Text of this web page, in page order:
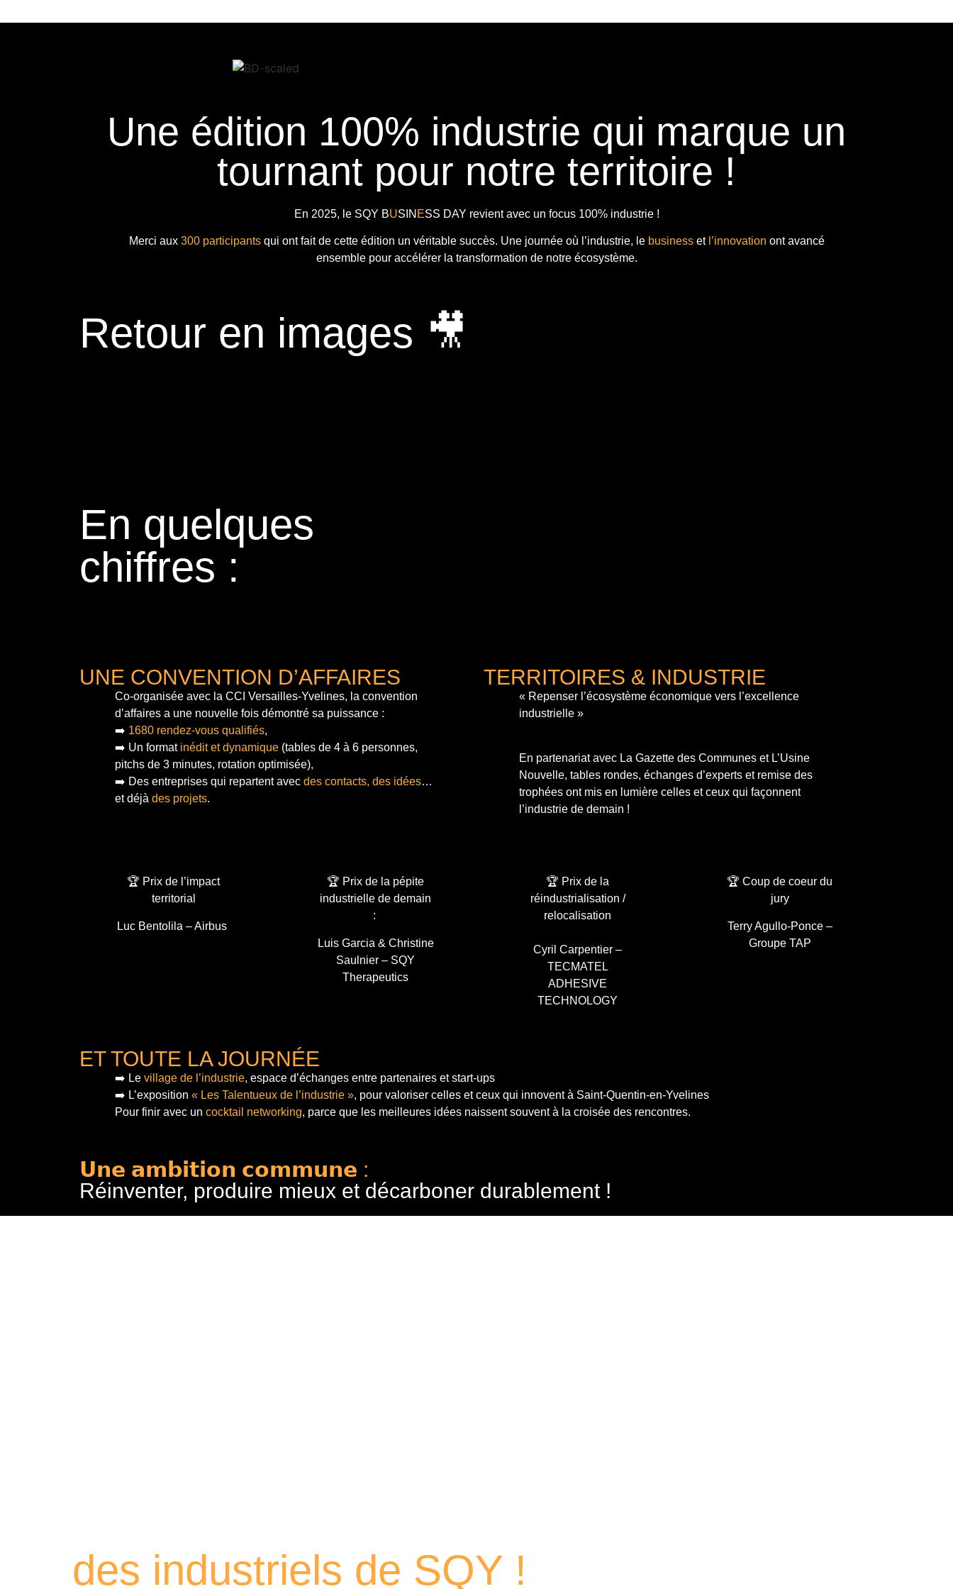
Une édition 100% industrie qui marque un
tournant pour notre territoire !
En 2025, le SQY BUSIN ESS DAY revient avec un focus 100% industrie !
Merci aux 300 participantsqui ont fait de cette édition un véritable succès. Une journée où l’industrie, le businesset l’innovation ont avancé
ensemble pour accélérer la transformation de notre écosystème.
Retour en images 🎥
En quelques
chiffres :
UNE CONVENTION D’AFFAIRES
Co-organisée avec la CCI Versailles-Yvelines, la convention
d’affaires a une nouvelle fois démontré sa puissance :
➡️ 1680 rendez-vous qualifiés,
➡️ Un format inédit et dynamique (tables de 4 à 6 personnes,
pitchs de 3 minutes, rotation optimisée),
➡️ Des entreprises qui repartent avec des contacts, des idées…
et déjà des projets.
TERRITOIRES & INDUSTRIE
« Repenser l’écosystème économique vers l’excellence
industrielle »
En partenariat avec La Gazette des Communes et L’Usine
Nouvelle, tables rondes, échanges d’experts et remise des
trophées ont mis en lumière celles et ceux qui façonnent
l’industrie de demain !
🏆 Prix de l’impact
territorial
Luc Bentolila – Airbus
🏆 Prix de la pépite
industrielle de demain
:
Luis Garcia & Christine
Saulnier – SQY
Therapeutics
🏆 Prix de la
réindustrialisation /
relocalisation
Cyril Carpentier –
TECMATEL
ADHESIVE
TECHNOLOGY
🏆 Coup de coeur du
jury
Terry Agullo-Ponce –
Groupe TAP
ET TOUTE LA JOURNÉE
➡️ Le village de l’industrie, espace d’échanges entre partenaires et start-ups
➡️ L’exposition « Les Talentueux de l’industrie », pour valoriser celles et ceux qui innovent à Saint-Quentin-en-Yvelines
Pour finir avec un cocktail networking, parce que les meilleures idées naissent souvent à la croisée des rencontres.
𝗨𝗻𝗲 𝗮𝗺𝗯𝗶𝘁𝗶𝗼𝗻 𝗰𝗼𝗺𝗺𝘂𝗻𝗲 :
Réinventer, produire mieux et décarboner durablement !
des industriels de SQY !